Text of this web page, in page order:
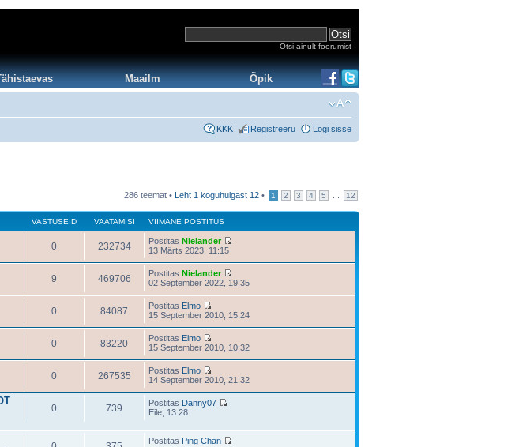
Otsi ainult foorumist
Maailm Õpik
KKK Registreeru Logi sisse
286 teemat • Leht 1 koguhulgast 12 • 1 2 3 4 5 12
VASTUSEID VAATAMISI VIIMANE POSTITUS
0 232734 PostitasNielander
13 Märts 2023, 11:15
9 469706 PostitasNielander
02 September 2022, 19:35
0 84087 Postitas Elmo
15 September 2010, 15:24
0 83220 Postitas Elmo
15 September 2010, 10:32
0 267535 Postitas Elmo
14 September 2010, 21:32
0 739 Postitas Danny07
Eile, 13:28
Postitas Ping Chan